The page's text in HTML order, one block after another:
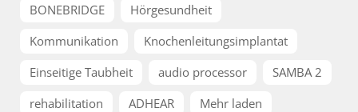
BONEBRIDGE
Hörgesundheit
Kommunikation
Knochenleitungsimplantat
Einseitige Taubheit
audio processor
SAMBA 2
rehabilitation
ADHEAR Mehr laden